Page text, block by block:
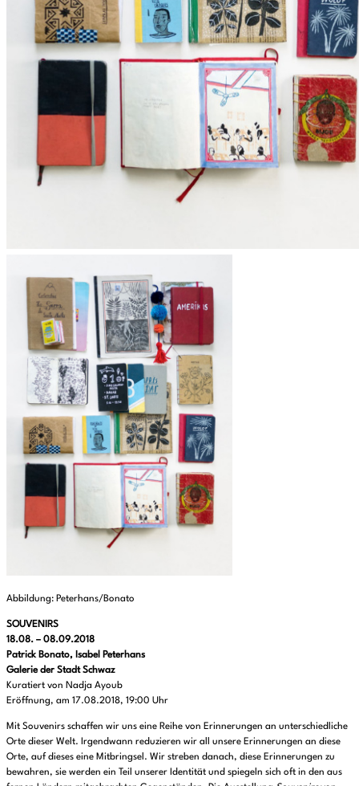
Abbildung: Peterhans/Bonato
SOUVENIRS
18.08. – 08.09.2018
Patrick Bonato, Isabel Peterhans
Galerie der Stadt Schwaz
Kuratiert von Nadja Ayoub
Eröffnung, am 17.08.2018, 19:00 Uhr
Mit Souvenirs schaffen wir uns eine Reihe von Erinnerungen an unterschiedliche
Orte dieser Welt. Irgendwann reduzieren wir all unsere Erinnerungen an diese
Orte, auf dieses eine Mitbringsel. Wir streben danach, diese Erinnerungen zu
bewahren, sie werden ein Teil unserer Identität und spiegeln sich oft in den aus